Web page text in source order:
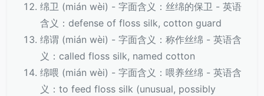
绵卫 (mián wèi) - 字面含义：丝绵的保卫 - 英语
含义：defense of floss silk, cotton guard
绵谓 (mián wèi) - 字面含义：称作丝绵 - 英语含
义：called floss silk, named cotton
绵喂 (mián wèi) - 字面含义：喂养丝绵 - 英语含
义：to feed floss silk (unusual, possibly